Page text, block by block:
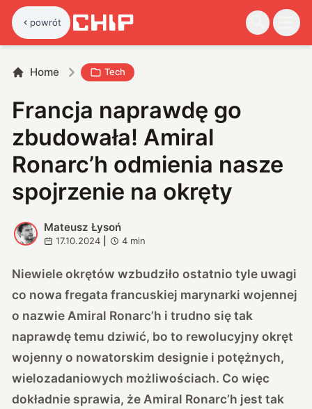
powrót
Home Tech
Francja naprawdę go
zbudowała! Amiral
Ronarc’h odmienia nasze
spojrzenie na okręty
M
Mateusz Łysoń
17.10.2024 4 min
Niewiele okrętów wzbudziło ostatnio tyle uwagi
co nowa fregata francuskiej marynarki wojennej
o nazwie Amiral Ronarc’h i trudno się tak
naprawdę temu dziwić, bo to rewolucyjny okręt
wojenny o nowatorskim designie i potężnych,
wielozadaniowych możliwościach. Co więc
dokładnie sprawia, że Amiral Ronarc’h jest tak